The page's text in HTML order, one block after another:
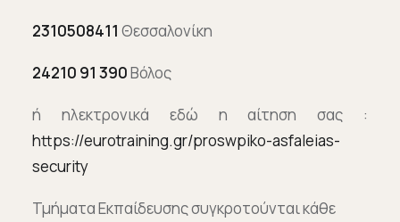
2310508411 Θεσσαλονίκη
24210 91 390Βόλος
ή ηλεκτρονικά εδώ η αίτηση σας :
https://eurotraining.gr/proswpiko-asfaleias-
security
Τμήματα Εκπαίδευσης συγκροτούνται κάθε